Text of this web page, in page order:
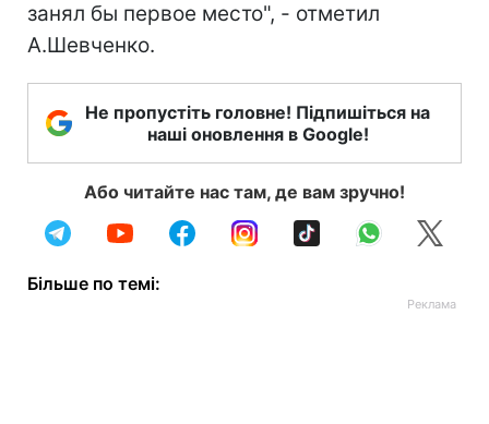
занял бы первое место", - отметил
А.Шевченко.
Не пропустіть головне! Підпишіться на
наші оновлення в Google!
Або читайте нас там, де вам зручно!
Більше по темі: